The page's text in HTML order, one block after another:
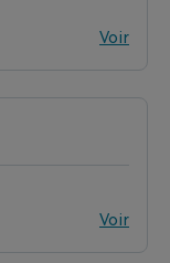
Voir
Voir